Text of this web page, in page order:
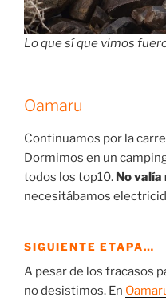
Lo que sí que vimos
Oamaru
Continuamos por la
Dormimos en un
todos los top10. No valía
necesitábamos
SIGUIENTE ETAPA…
A pesar de los fracasos
no desistimos. En